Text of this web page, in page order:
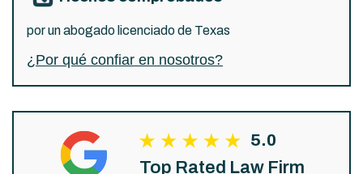
por un abogado licenciado de Texas
¿Por qué confiar en nosotros?
5.0
Top Rated Law Firm